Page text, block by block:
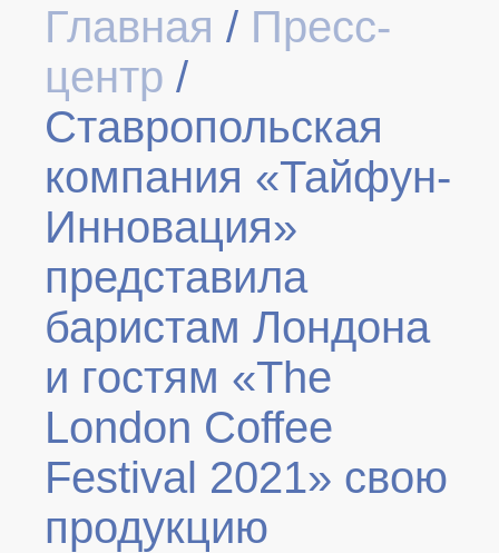
Главная / Пресс-
центр /
Ставропольская
компания «Тайфун-
Инновация»
представила
баристам Лондона
и гостям «The
London Coffee
Festival 2021» свою
продукцию